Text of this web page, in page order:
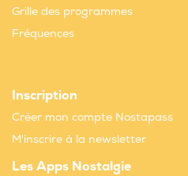
Grille des programmes
Fréquences
Inscription
Créer mon compte Nostapass
M'inscrire à la newsletter
Les Apps Nostalgie